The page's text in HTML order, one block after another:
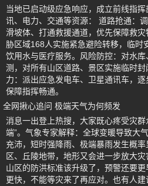
当地已启动级应急响应，成立前线指
讯、电力、交通等资源： 道路抢通：
滑坡体、打通救援通道，优先保障救
胁区域168人实施紧急避险转移，临时
饮用水与医疗服务。风险防控：对水
测，对所有山区道路、景区实施临时
力：派出应急发电车、卫星通讯车，逐
保障指挥畅通。
全网揪心追问 极端天气为何频发
消息一出登上热搜，大家既心疼受灾
端”。气象专家解释：全球变暖导致大
充沛，短时强降雨、极端暴雨发生概
区、丘陵地带，地形又会进一步放大
山区的防洪标准该升级了，预警还要
更快，不能等灾来了再应对。也有人